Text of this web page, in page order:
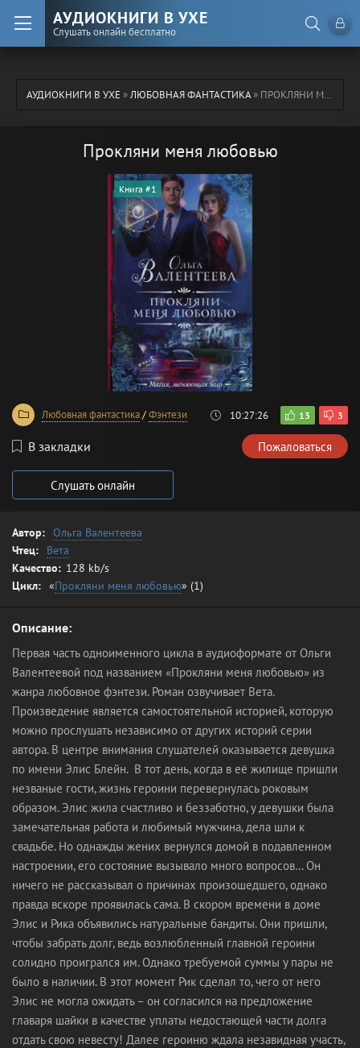
АУДИОКНИГИ В УХЕ
Слушать онлайн бесплатно
АУДИОКНИГИ В УХЕ»ЛЮБОВНАЯ ФАНТАСТИКА» ПРОКЛЯНИ МЕНЯ ЛЮБОВЬЮ
Прокляни меня любовью
Книга #1
Любовная фантастика/Фэнтези 10:27:26 13 3
В закладки Пожаловаться
Слушать онлайн
Автор: Ольга Валентеева
Чтец:
Вета
Качество: 128 kb/s
Цикл: «Прокляни меня любовью» (1)
Описание:
Первая часть одноименного цикла в аудиоформате от Ольги
Валентеевой под названием «Прокляни меня любовью» из
жанра любовное фэнтези. Роман озвучивает Вета.
Произведение является самостоятельной историей, которую
можно прослушать независимо от других историй серии
автора. В центре внимания слушателей оказывается девушка
по имени Элис Блейн. В тот день, когда в её жилище пришли
незваные гости, жизнь героини перевернулась роковым
образом. Элис жила счастливо и беззаботно, у девушки была
замечательная работа и любимый мужчина, дела шли к
свадьбе. Но однажды жених вернулся домой в подавленном
настроении, его состояние вызывало много вопросов… Он
ничего не рассказывал о причинах произошедшего, однако
правда вскоре проявилась сама. В скором времени в доме
Элис и Рика объявились натуральные бандиты. Они пришли,
чтобы забрать долг, ведь возлюбленный главной героини
солидно проигрался им. Однако требуемой суммы у пары не
было в наличии. В этот момент Рик сделал то, чего от него
Элис не могла ожидать – он согласился на предложение
главаря шайки в качестве уплаты недостающей части долга
отдать свою невесту! Далее героиню ждала незавидная участь,